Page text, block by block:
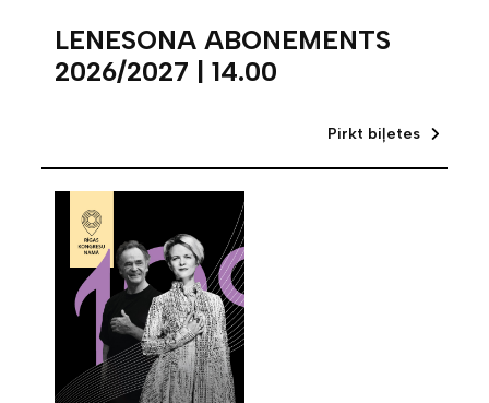
LENESONA ABONEMENTS
2026/2027 | 14.00
Pirkt biļetes